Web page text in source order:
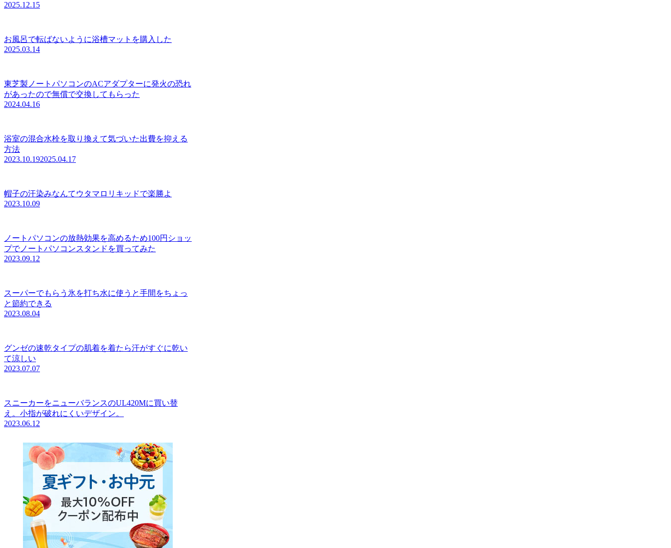
2025.12.15
お風呂で転ばないように浴槽マットを購入した
2025.03.14
東芝製ノートパソコンのACアダプターに発火の恐れ
があったので無償で交換してもらった
2024.04.16
浴室の混合水栓を取り換えて気づいた出費を抑える
方法
2023.10.192025.04.17
帽子の汗染みなんてウタマロリキッドで楽勝よ
2023.10.09
ノートパソコンの放熱効果を高めるため100円ショッ
プでノートパソコンスタンドを買ってみた
2023.09.12
スーパーでもらう氷を打ち水に使うと手間をちょっ
と節約できる
2023.08.04
グンゼの速乾タイプの肌着を着たら汗がすぐに乾い
て涼しい
2023.07.07
スニーカーをニューバランスのUL420Mに買い替
え。小指が破れにくいデザイン。
2023.06.12